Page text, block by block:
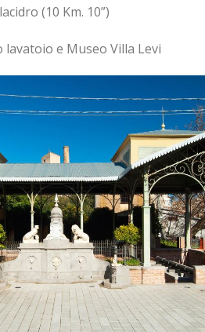
(10 Km. 10”)
lavatoio e Museo Villa Levi